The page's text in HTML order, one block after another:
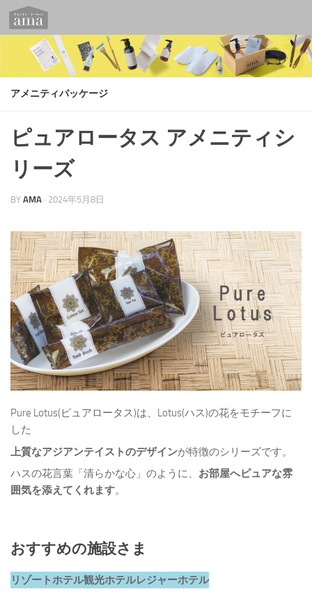
コンテンツへスキップ
アメニティパッケージ
ピュアロータス アメニティシ
リーズ
BY AMA · 2024年5月8日
Pure Lotus(ピュアロータス)は、Lotus(ハス)の花をモチーフに
した
上質なアジアンテイストのデザインが特徴のシリーズです。
ハスの花言葉「清らかな心」のように、 お部屋へピュアな雰
囲気を添えてくれます。
おすすめの施設さま
リゾートホテル観光ホテルレジャーホテル